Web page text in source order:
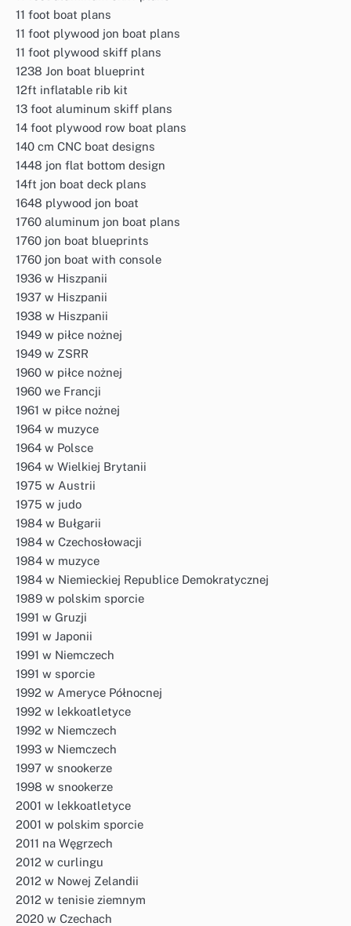
11 foot boat plans
11 foot plywood jon boat plans
11 foot plywood skiff plans
1238 Jon boat blueprint
12ft inflatable rib kit
13 foot aluminum skiff plans
14 foot plywood row boat plans
140 cm CNC boat designs
1448 jon flat bottom design
14ft jon boat deck plans
1648 plywood jon boat
1760 aluminum jon boat plans
1760 jon boat blueprints
1760 jon boat with console
1936 w Hiszpanii
1937 w Hiszpanii
1938 w Hiszpanii
1949 w piłce nożnej
1949 w ZSRR
1960 w piłce nożnej
1960 we Francji
1961 w piłce nożnej
1964 w muzyce
1964 w Polsce
1964 w Wielkiej Brytanii
1975 w Austrii
1975 w judo
1984 w Bułgarii
1984 w Czechosłowacji
1984 w muzyce
1984 w Niemieckiej Republice Demokratycznej
1989 w polskim sporcie
1991 w Gruzji
1991 w Japonii
1991 w Niemczech
1991 w sporcie
1992 w Ameryce Północnej
1992 w lekkoatletyce
1992 w Niemczech
1993 w Niemczech
1997 w snookerze
1998 w snookerze
2001 w lekkoatletyce
2001 w polskim sporcie
2011 na Węgrzech
2012 w curlingu
2012 w Nowej Zelandii
2012 w tenisie ziemnym
2020 w Czechach